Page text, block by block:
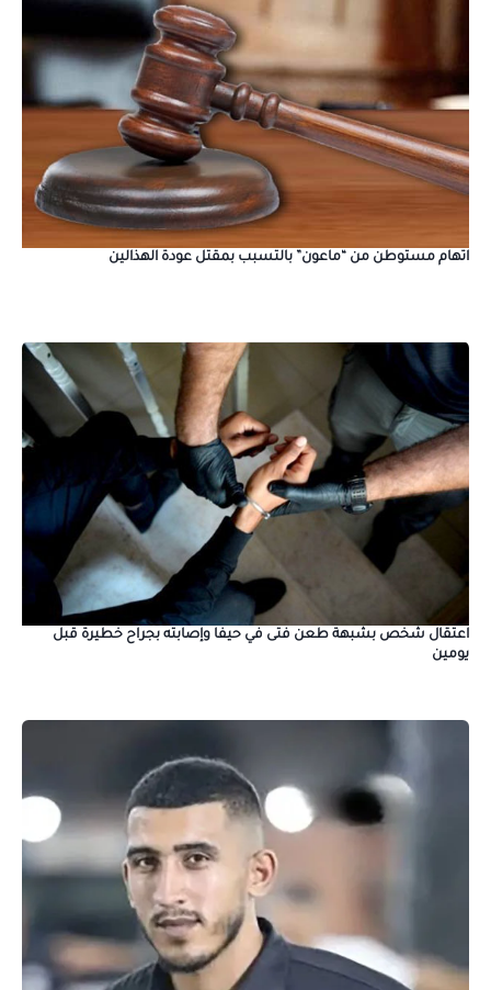
اتهام مستوطن من “ماعون” بالتسبب بمقتل عودة الهذالين
اعتقال شخص بشبهة طعن فتى في حيفا وإصابته بجراح خطيرة قبل
يومين